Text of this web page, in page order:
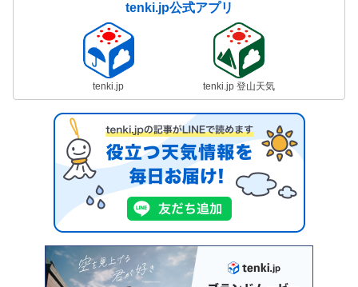
tenki.jp公式アプリ
tenki.jp tenki.jp 登山天気